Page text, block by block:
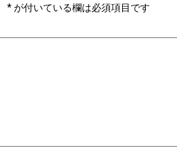
*が付いている欄は必須項目です